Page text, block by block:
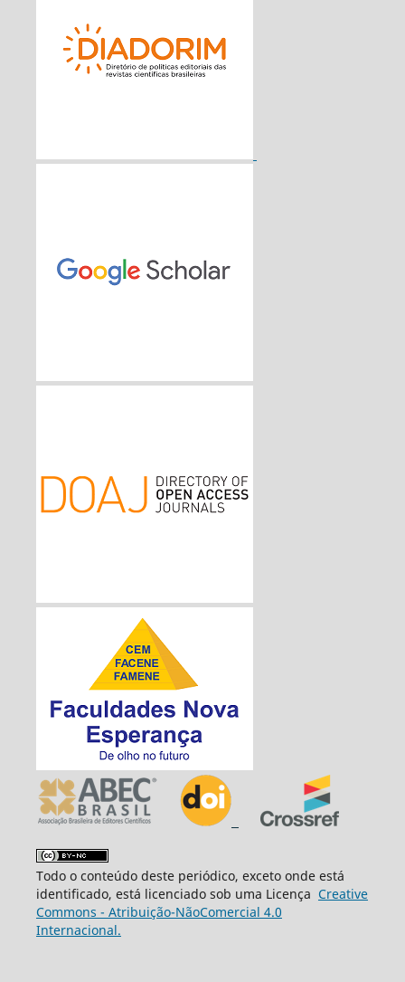
Todo o conteúdo deste periódico, exceto onde está
identificado, está licenciado sob uma Licença Creative
Commons - Atribuição-NãoComercial 4.0
Internacional.